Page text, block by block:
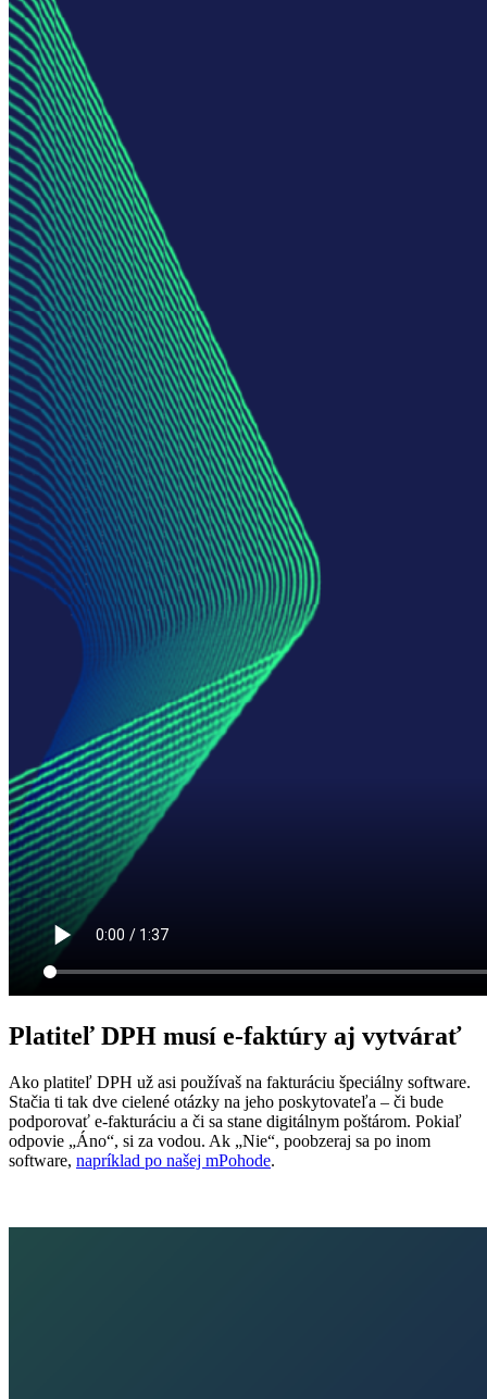
Platiteľ DPH musí e‑faktúry aj vytvárať
Ako platiteľ DPH už asi používaš na fakturáciu špeciálny software.
Stačia ti tak dve cielené otázky na jeho poskytovateľa – či bude
podporovať e‑fakturáciu a či sa stane digitálnym poštárom. Pokiaľ
odpovie „Áno“, si za vodou. Ak „Nie“, poobzeraj sa po inom
software, napríklad po našej mPohode.